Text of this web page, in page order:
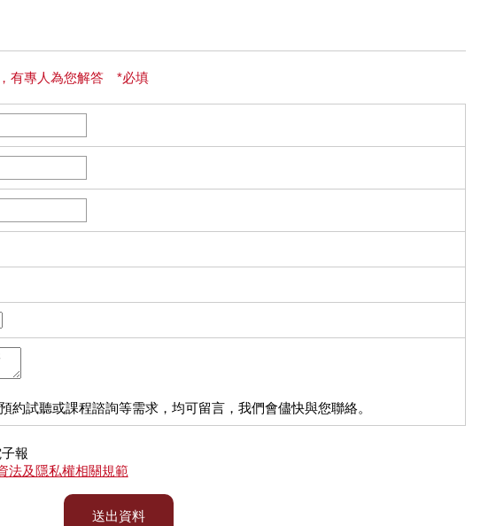
有專人為您解答 *必填
約試聽或課程諮詢等需求，均可留言，我們會儘快與您聯絡。
報
法及隱私權相關規範
送出資料